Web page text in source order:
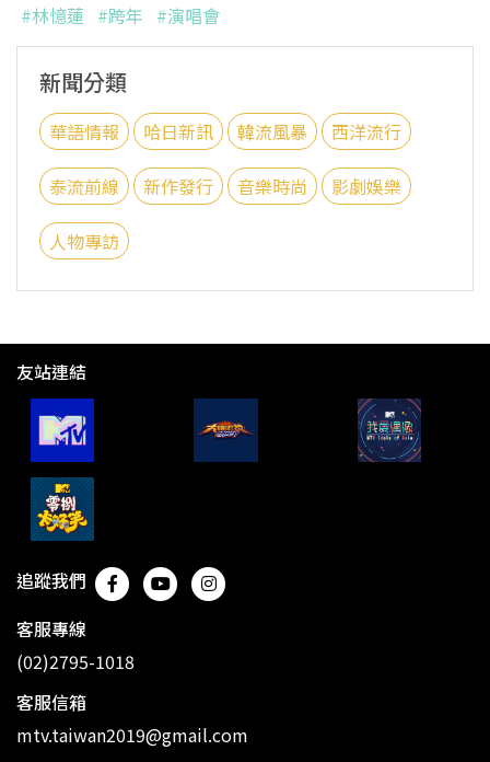
#林憶蓮 #跨年 #演唱會
新聞分類
華語情報 哈日新訊 韓流風暴 西洋流行
泰流前線 新作發行 音樂時尚 影劇娛樂
人物專訪
友站連結
追蹤我們
客服專線
(02)2795-1018
客服信箱
mtv.taiwan2019@gmail.com